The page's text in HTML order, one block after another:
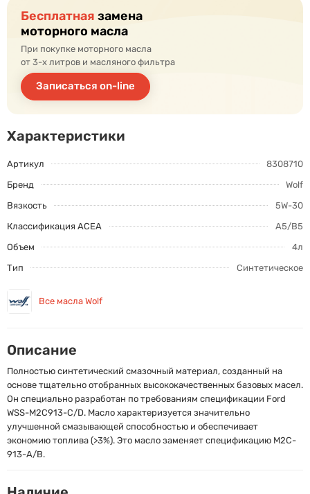
Характеристики
Артикул
8308710
Бренд
Wolf
Вязкость
5W-30
Классификация ACEA
A5/B5
Объем
4л
Тип
Синтетическое
Все масла Wolf
Описание
Полностью синтетический смазочный материал, созданный на
основе тщательно отобранных высококачественных базовых масел.
Он специально разработан по требованиям спецификации Ford
WSS-M2C913-C/D. Масло характеризуется значительно
улучшенной смазывающей способностью и обеспечивает
экономию топлива (>3%). Это масло заменяет спецификацию M2C-
913-A/B.
Бесплатная замена
моторного масла
При покупке моторного масла
от 3-х литров и масляного фильтра
Записаться on-line